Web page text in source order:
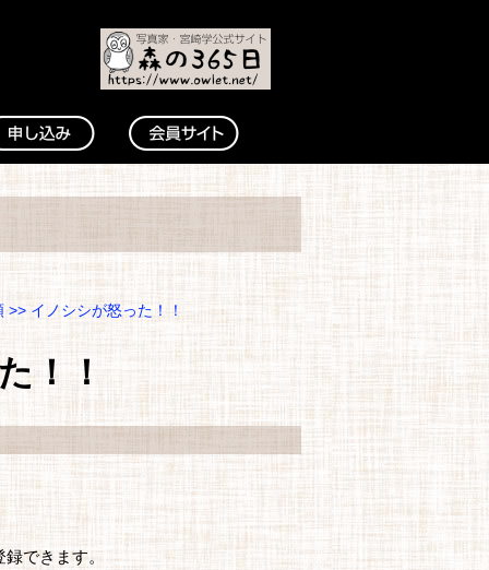
>> イノシシが怒った！！
！！
できます。